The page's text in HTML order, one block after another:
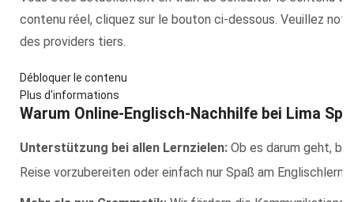
contenu réel, cliquez sur le bouton ci-dessous. Veuillez
des providers tiers.
Débloquer le contenu
Plus d'informations
Warum Online-Englisch-Nachhilfe bei Lima
Unterstützung bei allen Lernzielen: Ob es darum geht,
Reise vorzubereiten oder einfach nur Spaß am